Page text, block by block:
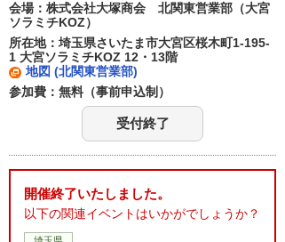
会場：株式会社大塚商会 北関東営業部（大宮
ソラミチKOZ）
所在地：埼玉県さいたま市大宮区桜木町1-195-
1 大宮ソラミチKOZ 12・13階
地図 (北関東営業部)
参加費：無料（事前申込制）
受付終了
開催終了いたしました。
以下の関連イベントはいかがでしょうか？